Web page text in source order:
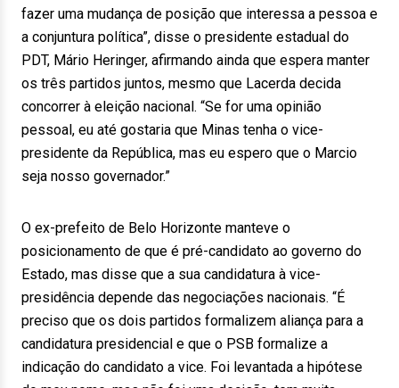
fazer uma mudança de posição que interessa a pessoa e
a conjuntura política”, disse o presidente estadual do
PDT, Mário Heringer, afirmando ainda que espera manter
os três partidos juntos, mesmo que Lacerda decida
concorrer à eleição nacional. “Se for uma opinião
pessoal, eu até gostaria que Minas tenha o vice-
presidente da República, mas eu espero que o Marcio
seja nosso governador.”
O ex-prefeito de Belo Horizonte manteve o
posicionamento de que é pré-candidato ao governo do
Estado, mas disse que a sua candidatura à vice-
presidência depende das negociações nacionais. “É
preciso que os dois partidos formalizem aliança para a
candidatura presidencial e que o PSB formalize a
indicação do candidato a vice. Foi levantada a hipótese